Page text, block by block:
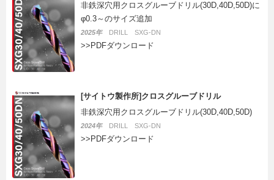
非鉄深穴用クロスグルーブドリル(30D,40D,50D)に
φ0.3～のサイズ追加
2025年 DRILL SXG-DN
>>PDFダウンロード
[サイトウ製作所]クロスグルーブドリル
非鉄深穴用クロスグルーブドリル(30D,40D,50D)
2024年 DRILL SXG-DN
>>PDFダウンロード